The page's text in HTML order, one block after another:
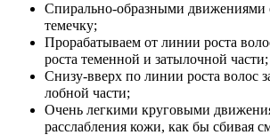
Спирально-образными движениями
темечку;
Прорабатываем от линии роста
роста теменной и затылочной части;
Снизу-вверх по линии роста волос
лобной части;
Очень легкими круговыми
расслабления кожи, как бы сбивая